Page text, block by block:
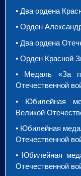
• Два ордена
• Орден
• Два ордена
• Орден Красной
• Медаль «За
Отечественной
• Юбилейная
Великой
• Юбилейная
Отечественной
• Юбилейная
Отечественной